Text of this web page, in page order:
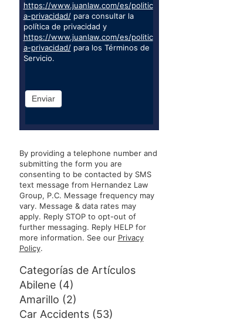
https://www.juanlaw.com/es/politic
a-privacidad/para consultar la
política de privacidad y
https://www.juanlaw.com/es/politic
a-privacidad/para los Términos de
Servicio.
Enviar
By providing a telephone number and
submitting the form you are
consenting to be contacted by SMS
text message from Hernandez Law
Group, P.C. Message frequency may
vary. Message & data rates may
apply. Reply STOP to opt-out of
further messaging. Reply HELP for
more information. See our Privacy
Policy.
Categorías de Artículos
Abilene(4)
Amarillo (2)
Car Accidents(53)